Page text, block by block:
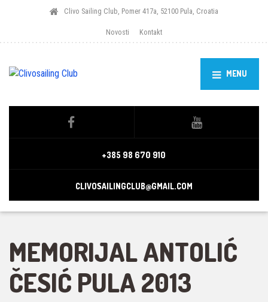
Clivo Sailing Club, Pomer 417a, 52100 Pula, Croatia
Novosti Kontakt
MENU
+385 98 670 910
CLIVOSAILINGCLUB@GMAIL.COM
MEMORIJAL ANTOLIĆ
ČESIĆ PULA 2013